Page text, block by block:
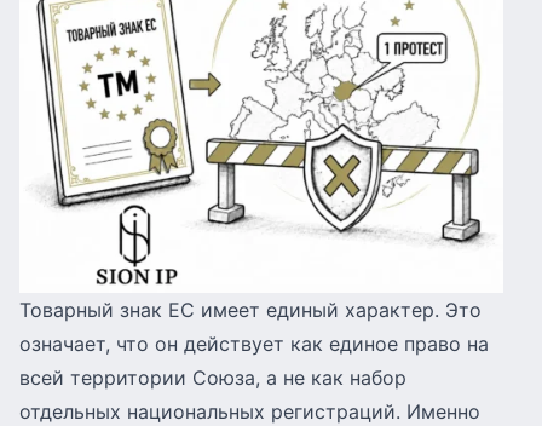
Товарный знак ЕС имеет единый характер. Это
означает, что он действует как единое право на
всей территории Союза, а не как набор
отдельных национальных регистраций. Именно